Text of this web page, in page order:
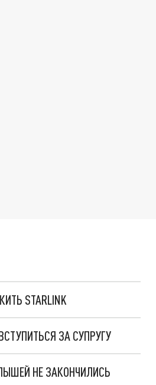
STARLINK
ЗА СУПРУГУ
НЕ ЗАКОНЧИЛИСЬ